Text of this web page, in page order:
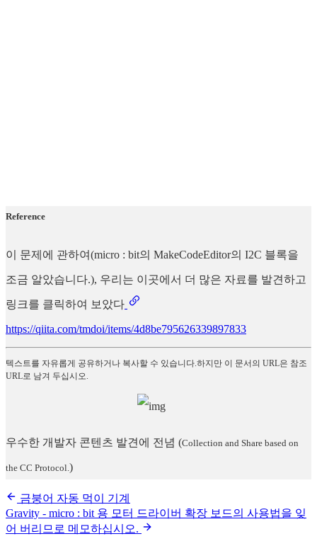
Reference
이 문제에 관하여(micro : bit의 MakeCodeEditor의 I2C 블록을
조금 알았습니다.), 우리는 이곳에서 더 많은 자료를 발견하고
링크를 클릭하여 보았다
https://qiita.com/tmdoi/items/4d8be795626339897833
텍스트를 자유롭게 공유하거나 복사할 수 있습니다.하지만 이 문서의 URL은 참조
URL로 남겨 두십시오.
우수한 개발자 콘텐츠 발견에 전념 (Collection and Share based on
the CC Protocol. )
금붕어 자동 먹이 기계
Gravity - micro : bit 용 모터 드라이버 확장 보드의 사용법을 잊
어 버리므로 메모하십시오.